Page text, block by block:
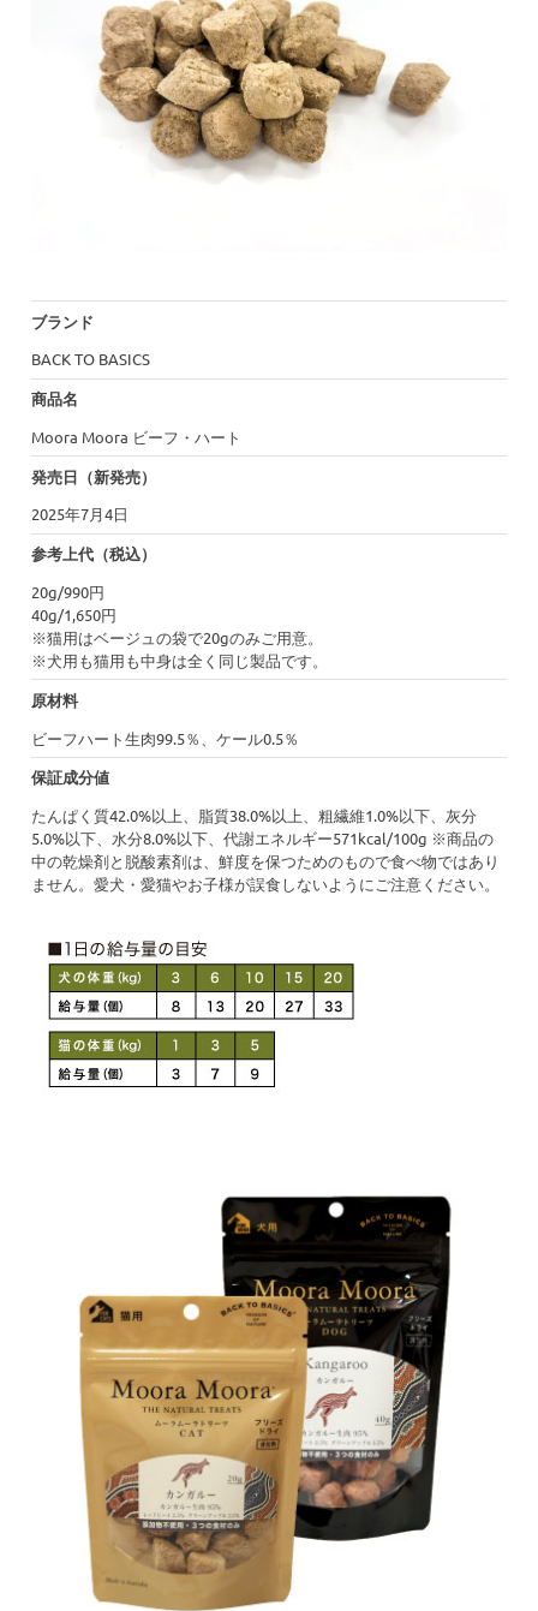
ブランド
BACK TO BASICS
商品名
Moora Moora ビーフ・ハート
発売日（新発売）
2025年7月4日
参考上代（税込）
20g/990円
40g/1,650円
※猫用はベージュの袋で20gのみご用意。
※犬用も猫用も中身は全く同じ製品です。
原材料
ビーフハート生肉99.5％、ケール0.5％
保証成分値
たんぱく質42.0%以上、脂質38.0%以上、粗繊維1.0%以下、灰分
5.0%以下、水分8.0%以下、代謝エネルギー571kcal/100g ※商品の
中の乾燥剤と脱酸素剤は、鮮度を保つためのもので食べ物ではあり
ません。愛犬・愛猫やお子様が誤食しないようにご注意ください。